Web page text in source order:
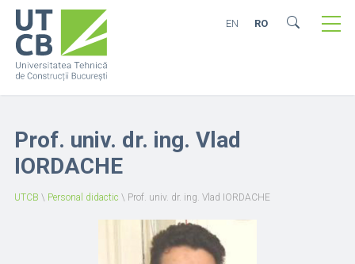
EN RO
Prof. univ. dr. ing. Vlad
IORDACHE
UTCB \ Personal didactic \ Prof. univ. dr. ing. Vlad IORDACHE